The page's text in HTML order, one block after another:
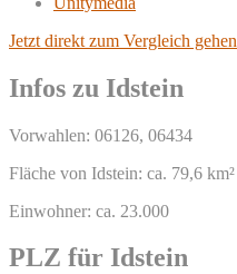
Jetzt direkt zum Vergleich gehen
Infos zu Idstein
Vorwahlen: 06126, 06434
Fläche von Idstein: ca. 79,6 km²
Einwohner: ca. 23.000
PLZ für Idstein